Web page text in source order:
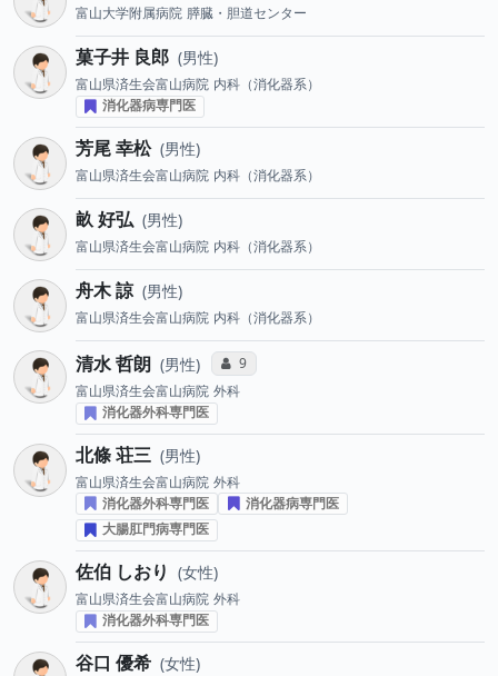
富山大学附属病院 膵臓・胆道センター
菓子井 良郎 男性
富山県済生会富山病院 内科（消化器系）
消化器病専門医
芳尾 幸松 男性
富山県済生会富山病院 内科（消化器系）
畝 好弘 男性
富山県済生会富山病院 内科（消化器系）
舟木 諒 男性
富山県済生会富山病院 内科（消化器系）
清水 哲朗 男性 コミュニケーション・タイプ投票数
9
富山県済生会富山病院 外科
消化器外科専門医
北條 荘三 男性
富山県済生会富山病院 外科
消化器外科専門医
消化器病専門医
大腸肛門病専門医
佐伯 しおり 女性
富山県済生会富山病院 外科
消化器外科専門医
谷口 優希 女性